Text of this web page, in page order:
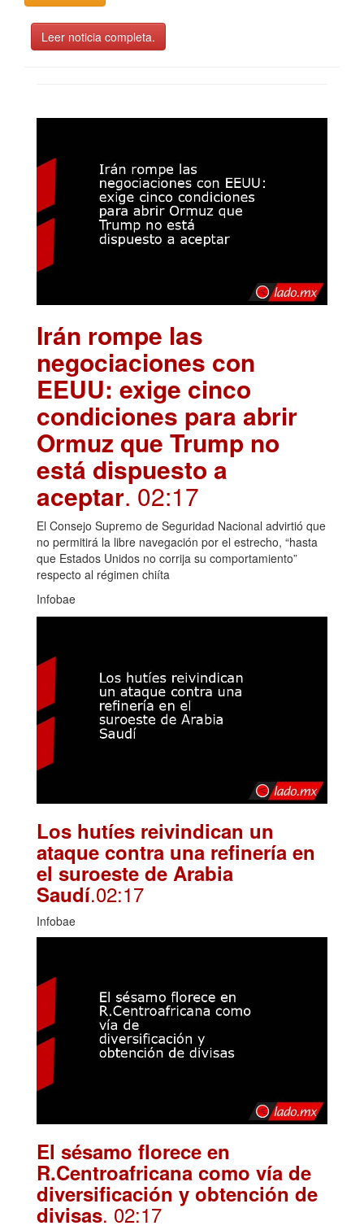
Leer noticia completa.
Irán rompe las
negociaciones con
EEUU: exige cinco
condiciones para abrir
Ormuz que Trump no
está dispuesto a
aceptar. 02:17
El Consejo Supremo de Seguridad Nacional advirtió que
no permitirá la libre navegación por el estrecho, “hasta
que Estados Unidos no corrija su comportamiento”
respecto al régimen chiíta
Infobae
Los hutíes reivindican un
ataque contra una refinería en
el suroeste de Arabia
Saudí.02:17
Infobae
El sésamo florece en
R.Centroafricana como vía de
diversificación y obtención de
divisas. 02:17